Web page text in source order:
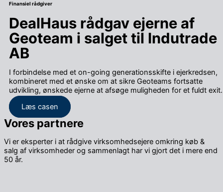
Finansiel rådgiver
DealHaus rådgav ejerne af
Geoteam i salget til Indutrade
AB
I forbindelse med et on-going generationsskifte i ejerkredsen,
kombineret med et ønske om at sikre Geoteams fortsatte
udvikling, ønskede ejerne at afsøge muligheden for et fuldt exit.
Læs casen
Vores partnere
Vi er eksperter i at rådgive virksomhedsejere omkring køb &
salg af virksomheder og sammenlagt har vi gjort det i mere end
50 år.